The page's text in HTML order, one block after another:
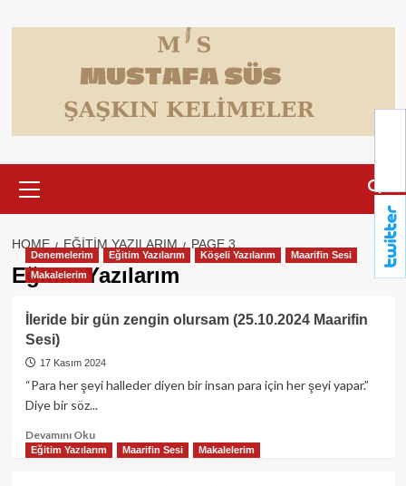
to
Menu
HOME EĞITIM YAZILARIM PAGE 3
Eğitim Yazılarım
Denemelerim Eğitim Yazılarım Köşeli Yazılarım
Maarifin Sesi
Makalelerim
İleride bir gün zengin olursam (25.10.2024 Maarifin
Sesi)
17 Kasım 2024
“Para her şeyi halleder diyen bir insan para için her şeyi yapar.”
Diye bir söz...
Devamını OkuRead
more
Eğitim Yazılarım Maarifin Sesi Makalelerim